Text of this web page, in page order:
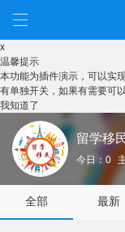
x
温馨提示
本功能为插件演示，可以实
有单独开关，如果有需要可
我知道了
留学移
今日：0
全部 最新